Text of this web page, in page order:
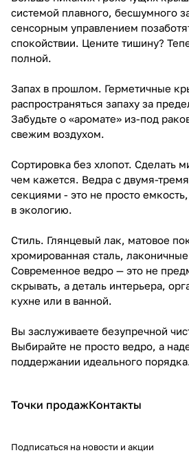
системой плавного, бесшумного
сенсорным управлением
спокойствии. Цените тишину?
полной.
Запах в прошлом. Герметичные
распространяться запаху за
Забудьте о «аромате» из-под
свежим воздухом.
Сортировка без хлопот. Сделать
чем кажется. Ведра с двумя-
секциями - это не просто
в экологию.
Стиль. Глянцевый лак, матовое
хромированная сталь,
Современное ведро — это не
скрывать, а деталь интерьера,
кухне или в ванной.
Вы заслуживаете безупречной
Выбирайте не просто ведро, а
поддержании идеального
Точки продажКонтакты
Подписаться на новости и акции